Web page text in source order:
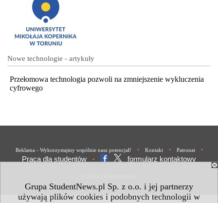
Grupa StudentNews.pl Sp. z o.o. i jej partnerzy
używają plików cookies i podobnych technologii w
Nowe technologie - artykuły
Przełomowa technologia pozwoli na zmniejszenie wykluczenia
cyfrowego
Reklama - Wykorzystajmy wspólnie nasz potencjał! • Kontakt • Patronat •
Praca dla studentów • formularz kontaktowy